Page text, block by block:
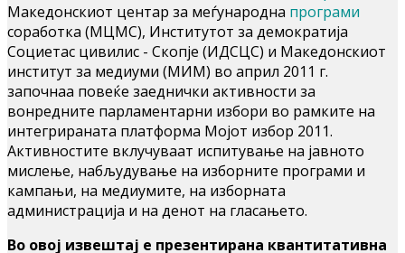
Македонскиот центар за меѓународна
соработка (МЦМС), Институтот за демократија
Социетас цивилис - Скопје (ИДСЦС) и Македонскиот
институт за медиуми (МИМ) во април 2011 г.
започнаа повеќе заеднички активности за
вонредните парламентарни избори во рамките на
интегрираната платформа Мојот избор 2011.
Активностите вклучуваат испитување на јавното
мислење, набљудување на изборните програми и
кампањи, на медиумите, на изборната
администрација и на денот на гласањето.
Во овој извештај е презентирана квантитативна